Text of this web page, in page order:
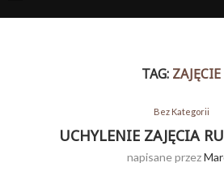
TAG: ZAJĘCIE
Bez Kategorii
UCHYLENIE ZAJĘCIA
napisane przez